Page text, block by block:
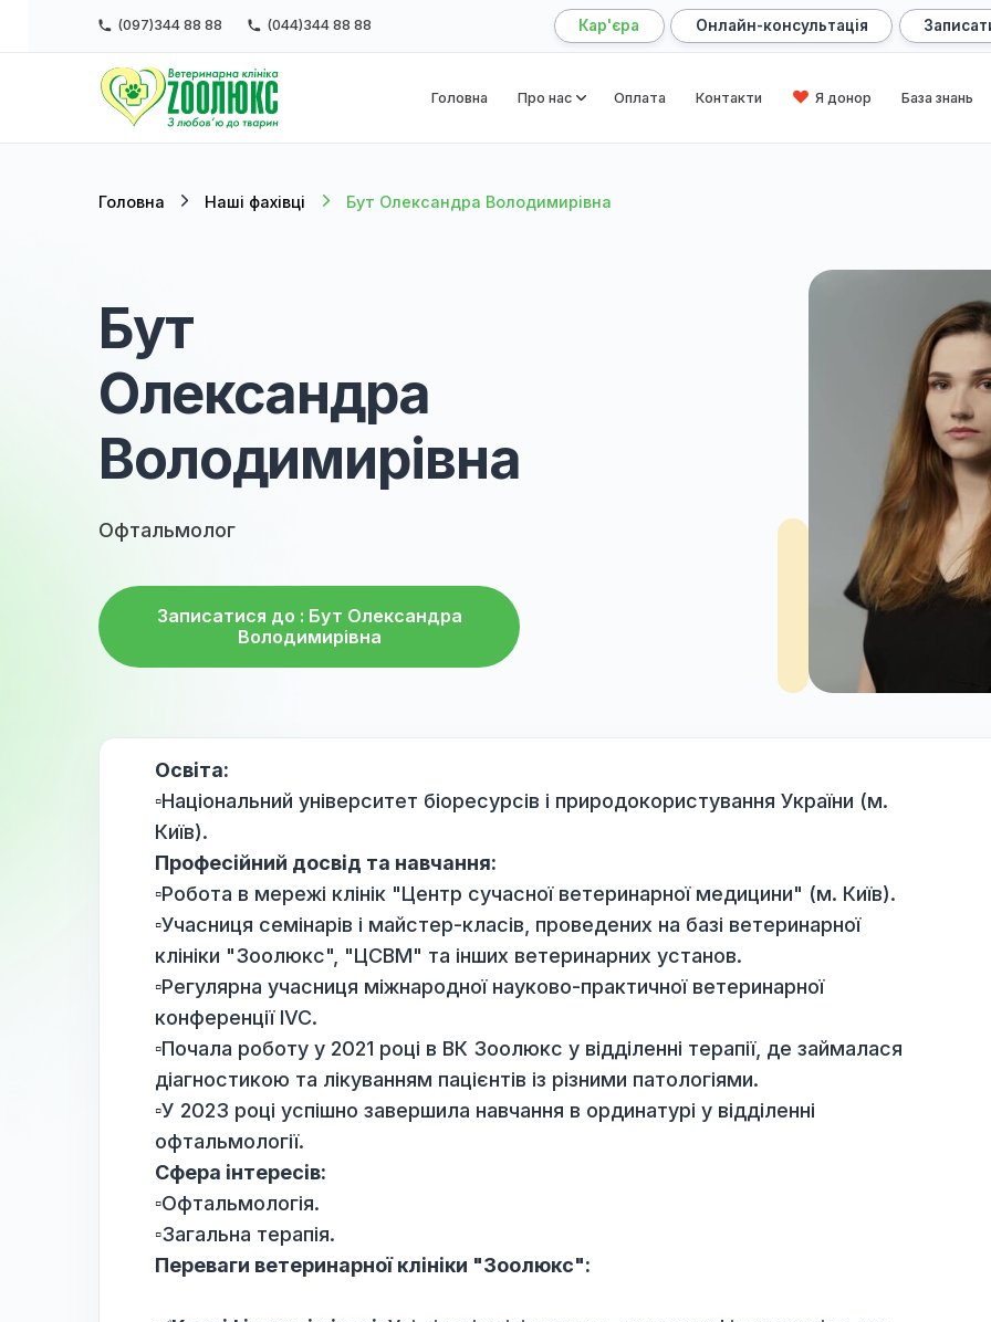
(097)344 88 88 (044)344 88 88 Кар'єра Онлайн-консультація
Головна Про нас Оплата Контакти Я донор
Бут
Олександра
Володимирівна
Офтальмолог
Освіта:
▫️Національний університет біоресурсів і природокористування України (м.
Київ).
Професійний досвід та навчання:
▫️Робота в мережі клінік "Центр сучасної ветеринарної медицини" (м.
▫️Учасниця семінарів і майстер-класів, проведених на базі ветеринарної
клініки "Зоолюкс", "ЦСВМ" та інших ветеринарних установ.
▫️Регулярна учасниця міжнародної науково-практичної ветеринарної
конференції IVC.
▫️Почала роботу у 2021 році в ВК Зоолюкс у відділенні терапії, де
діагностикою та лікуванням пацієнтів із різними патологіями.
▫️У 2023 році успішно завершила навчання в ординатурі у відділенні
офтальмології.